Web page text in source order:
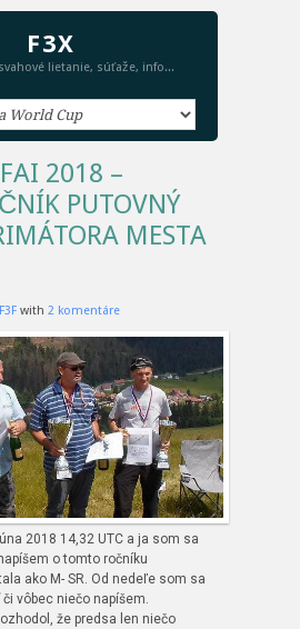
F3X
lietanie, súťaže, info...
2018 –
PUTOVNÝ
MESTA
F3F with 2 komentáre
2018 14,32 UTC a ja som sa
o tomto ročníku
ako M- SR. Od nedeľe som sa
vôbec niečo napíšem.
že predsa len niečo